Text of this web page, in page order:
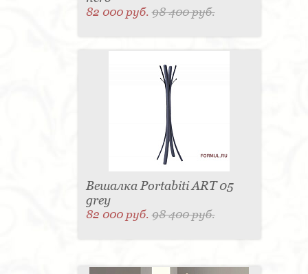
82 000 руб.98 400 руб.
Вешалка Portabiti ART 05
grey
82 000 руб.98 400 руб.